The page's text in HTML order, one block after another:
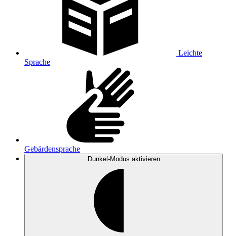
Leichte
Sprache
Gebärdensprache
Dunkel-Modus aktivieren